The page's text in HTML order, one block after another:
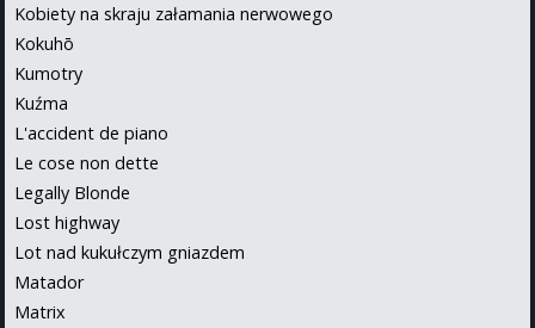
Kobiety na skraju załamania nerwowego
Kokuhō
Kumotry
Kuźma
L'accident de piano
Le cose non dette
Legally Blonde
Lost highway
Lot nad kukułczym gniazdem
Matador
Matrix